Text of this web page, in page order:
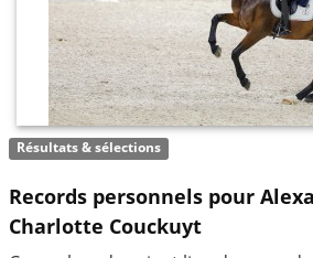
Résultats & sélections
Records personnels pour
Charlotte Couckuyt